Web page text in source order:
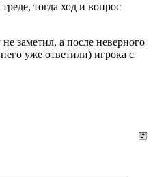
тогда ход и вопрос
заметил, а после неверного
уже ответили) игрока с